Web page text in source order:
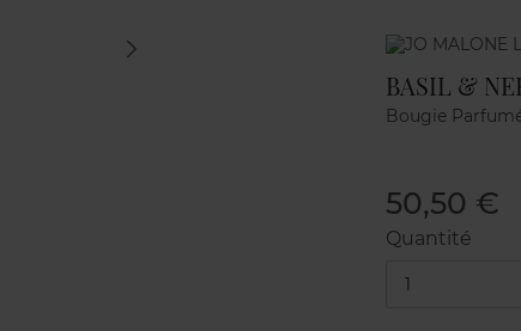
Marque
BASIL &
Bougie
50,50 €
Quantité
1